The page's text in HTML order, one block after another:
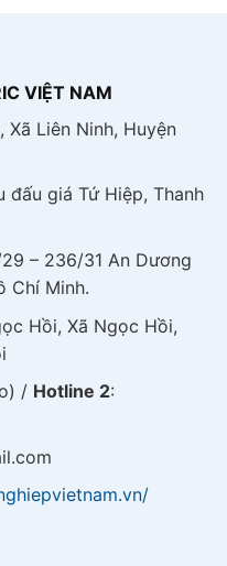
VIỆT NAM
Xã Liên Ninh, Huyện
đấu giá Tứ Hiệp, Thanh
– 236/31 An Dương
Chí Minh.
Hồi, Xã Ngọc Hồi,
/ Hotline 2: